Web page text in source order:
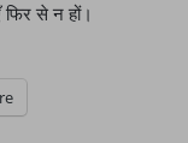
से न हों।